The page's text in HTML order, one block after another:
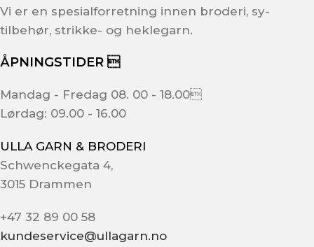
Vi er en spesialforretning innen broderi, sy-
tilbehør, strikke- og heklegarn.
ÅPNINGSTIDER 
Mandag - Fredag 08. 00 - 18.00
Lørdag: 09.00 - 16.00
ULLA GARN & BRODERI
Schwenckegata 4,
3015 Drammen
+47 32 89 00 58
kundeservice@ullagarn.no